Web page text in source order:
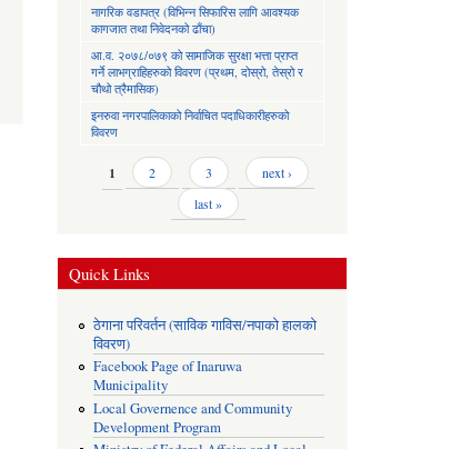
नागरिक वडापत्र (विभिन्न सिफारिस लागि आवश्यक
कागजात तथा निवेदनको ढाँचा)
आ.व. २०७८/०७९ को सामाजिक सुरक्षा भत्ता प्राप्त
गर्ने लाभग्राहिहरुको विवरण (प्रथम, दोस्रो, तेस्रो र
चौथो त्रैमासिक)
इनरुवा नगरपालिकाको निर्वाचित पदाधिकारीहरुको
विवरण
Pages
1 2 3
next ›
last »
Quick Links
ठेगाना परिवर्तन (साविक गाविस/नपाको हालको
विवरण)
Facebook Page of Inaruwa
Municipality
Local Governence and Community
Development Program